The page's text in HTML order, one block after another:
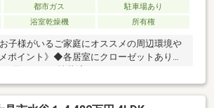
都市ガス
駐車場あり
浴室乾燥機 所有権
子様がいるご家庭にオススメの周辺環境や
ポイント》◆各居室にクローゼットありの
らはリビングを見渡せる対面式キッチン
宅街で住み心地も快適◎◆バルコニー陽